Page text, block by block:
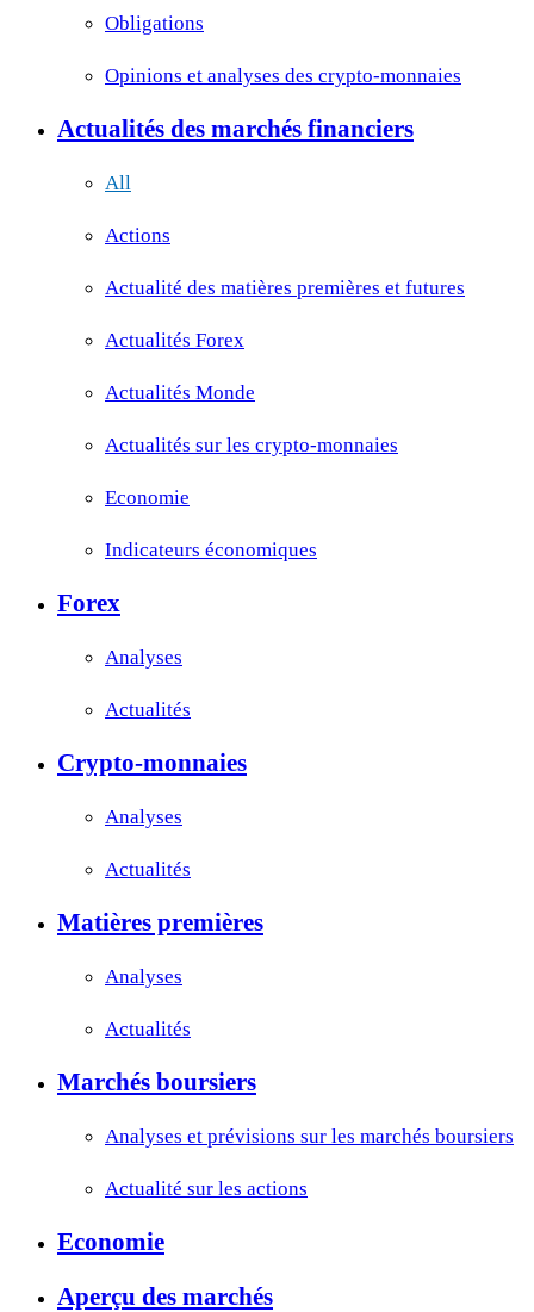
Obligations
Opinions et analyses des crypto-monnaies
Actualités des marchés financiers
All
Actions
Actualité des matières premières et futures
Actualités Forex
Actualités Monde
Actualités sur les crypto-monnaies
Economie
Indicateurs économiques
Forex
Analyses
Actualités
Crypto-monnaies
Analyses
Actualités
Matières premières
Analyses
Actualités
Marchés boursiers
Analyses et prévisions sur les marchés boursiers
Actualité sur les actions
Economie
Aperçu des marchés